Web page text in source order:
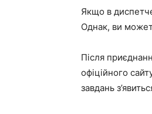
Якщо в
Однак, ви
Після
офіційного
завдань